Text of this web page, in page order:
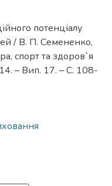
потенціалу
/ В. П. Семененко,
спорт та здоров`я
– Вип. 17. – С. 108-